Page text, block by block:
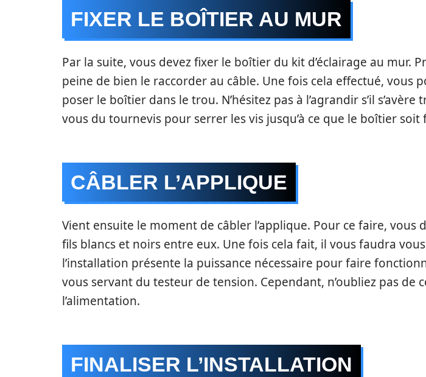
FIXER LE BOÎTIER AU MUR
Par la suite, vous devez fixer le boîtier du kit d’éclairage au mur.
peine de bien le raccorder au câble. Une fois cela effectué, vous
poser le boîtier dans le trou. N’hésitez pas à l’agrandir s’il s’avère
vous du tournevis pour serrer les vis jusqu’à ce que le boîtier
CÂBLER L’APPLIQUE
Vient ensuite le moment de câbler l’applique. Pour ce faire, vous
fils blancs et noirs entre eux. Une fois cela fait, il vous faudra
l’installation présente la puissance nécessaire pour faire
vous servant du testeur de tension. Cependant, n’oubliez pas de
l’alimentation.
FINALISER L’INSTALLATION